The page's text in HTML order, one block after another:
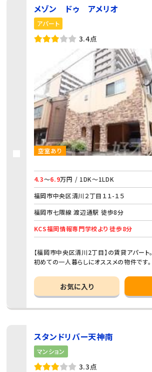
メゾン ドゥ アメリオ
アパート
3.4点
空室あり
4.3～6.9万円 / 1DK～1LDK
福岡市中央区清川２丁目１１-１５
福岡市七隈線 渡辺通駅 徒歩8分
KCS福岡情報専門学校より 徒歩8分
【福岡市中央区清川2丁目】の賃貸アパート。
初めての一人暮らしにオススメの物件です。
お気に入り
スタンドリバー天神南
マンション
3.3点